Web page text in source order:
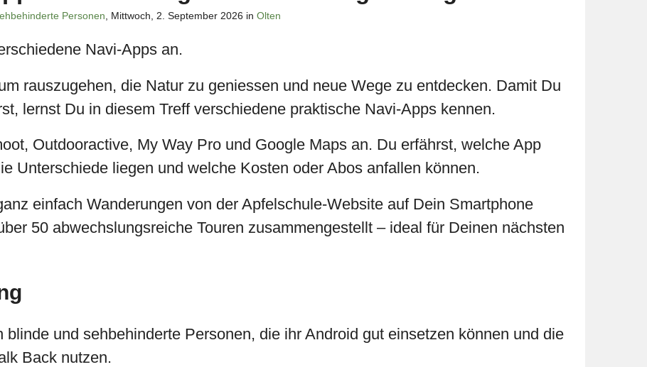
Personen , Mittwoch, 2. September 2026 in Olten
Navi-Apps an.
rauszugehen, die Natur zu geniessen und neue Wege zu entdecken. Damit Du
lernst Du in diesem Treff verschiedene praktische Navi-Apps kennen.
Outdooractive, My Way Pro und Google Maps an. Du erfährst, welche App
Unterschiede liegen und welche Kosten oder Abos anfallen können.
einfach Wanderungen von der Apfelschule-Website auf Dein Smartphone
50 abwechslungsreiche Touren zusammengestellt – ideal für Deinen nächsten
blinde und sehbehinderte Personen, die ihr Android gut einsetzen können und die
Back nutzen.